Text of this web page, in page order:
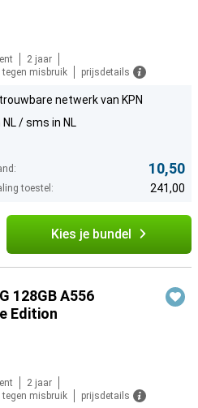
2 jaar
tegen misbruik
prijsdetails
netwerk van KPN
/ sms in NL
10,50
toestel: 241,00
Kies je bundel
128GB A556
Edition
2 jaar
tegen misbruik
prijsdetails